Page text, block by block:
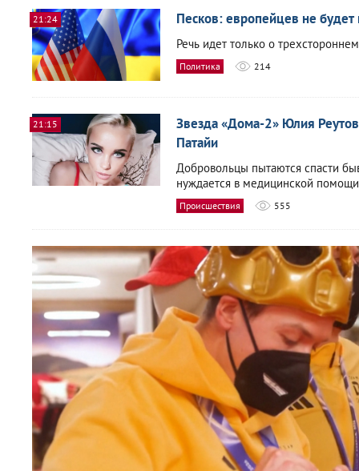
21:24 Песков: европейцев не
Речь идет только о
Политика 214
21:15
Звезда «Дома-2» Юлия
Патайи
Добровольцы пытаются спасти
нуждается в медицинской
Происшествия 555